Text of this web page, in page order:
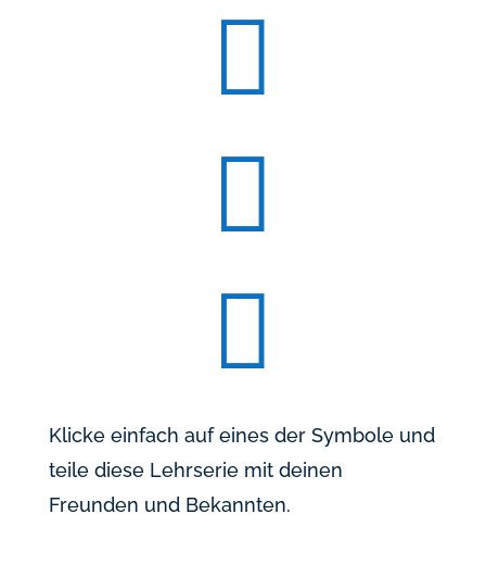



Klicke einfach auf eines der Symbole und
teile diese Lehrserie mit deinen
Freunden und Bekannten.